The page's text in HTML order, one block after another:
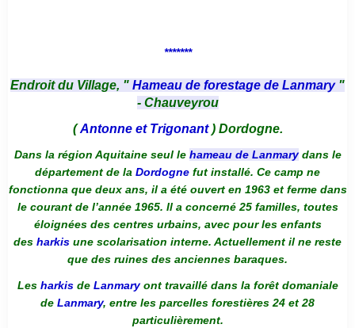
*******
Endroit du Village, " Hameau de forestage de Lanmary "
- Chauveyrou
(Antonne et Trigonant) Dordogne.
Dans la région Aquitaine seul le hameau de Lanmarydans le
département de la Dordogne fut installé. Ce camp ne
fonctionna que deux ans, il a été ouvert en 1963 et ferme dans
le courant de l’année 1965. Il a concerné 25 familles, toutes
éloignées des centres urbains, avec pour les enfants
des harkis une scolarisation interne. Actuellement il ne reste
que des ruines des anciennes baraques.
Les harkis de Lanmaryont travaillé dans la forêt domaniale
de Lanmary, entre les parcelles forestières 24 et 28
particulièrement.